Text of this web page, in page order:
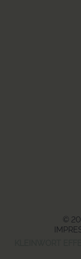
©
KLEINWORT